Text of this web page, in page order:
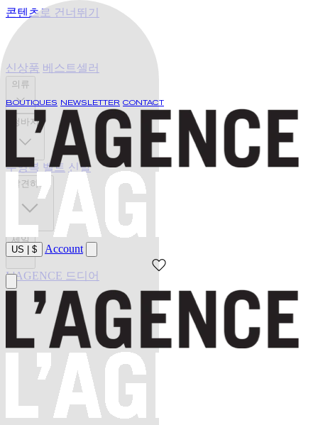
콘텐츠로 건너뛰기
BOUTIQUES NEWSLETTER CONTACT
US $ Account
신상품 베스트셀러
의류
청바지
수영복 벨트 신발
발견하기
세일
L'AGENCE 드디어